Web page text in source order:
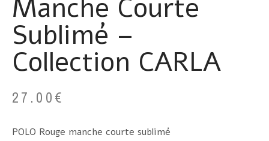
Manche Courte
Sublimé –
Collection CARLA
27.00€
POLO Rouge manche courte sublimé